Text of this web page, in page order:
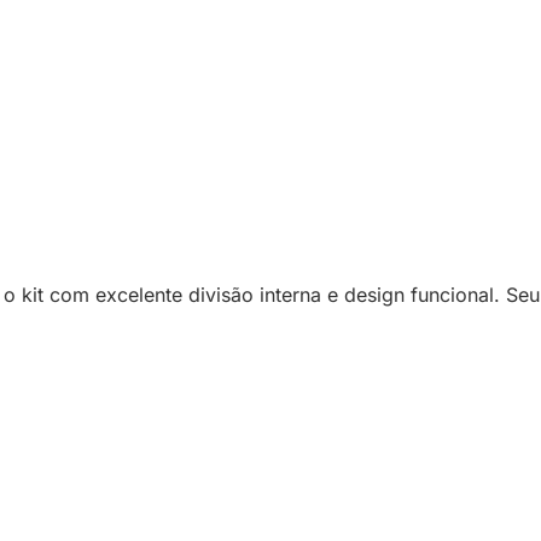
kit com excelente divisão interna e design funcional.